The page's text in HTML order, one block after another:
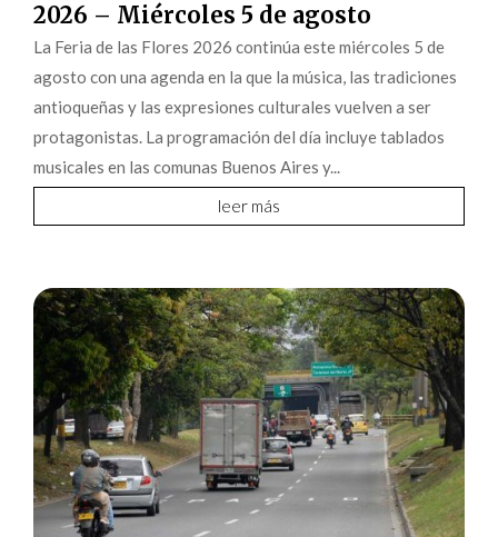
2026 – Miércoles 5 de agosto
La Feria de las Flores 2026 continúa este miércoles 5 de
agosto con una agenda en la que la música, las tradiciones
antioqueñas y las expresiones culturales vuelven a ser
protagonistas. La programación del día incluye tablados
musicales en las comunas Buenos Aires y...
leer más